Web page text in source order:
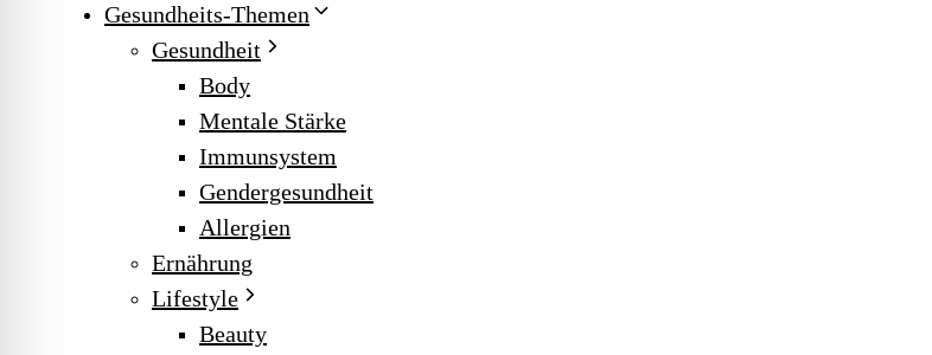
Gesundheits-Themen
Gesundheit
Body
Mentale Stärke
Immunsystem
Gendergesundheit
Allergien
Ernährung
Lifestyle
Beauty